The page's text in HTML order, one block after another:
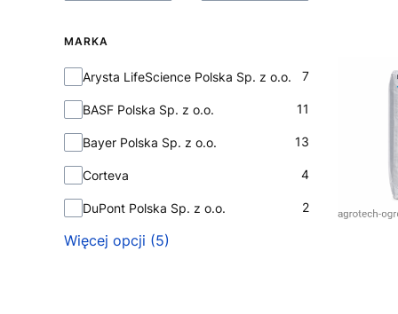
MARKA
Marka
Arysta LifeScience Polska Sp. z o.o. 7
BASF Polska Sp. z o.o. 11
Bayer Polska Sp. z o.o. 13
Corteva 4
DuPont Polska Sp. z o.o. 2
Więcej opcji (5)